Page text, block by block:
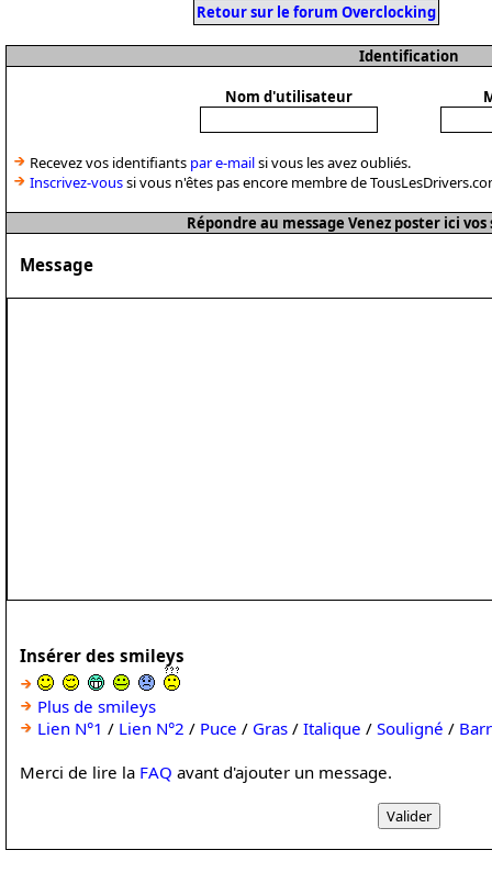
Retour sur le forum Overclocking
Identification
Nom d'utilisateur
Recevez vos identifiants par e-mailsi vous les avez oubliés.
Inscrivez-voussi vous n'êtes pas encore membre de
Répondre au message Venez poster ici vos
Message
Insérer des smileys
Plus de smileys
Lien N°1 / Lien N°2 / Puce / Gras / Italique / Souligné /
Merci de lire la FAQ avant d'ajouter un message.